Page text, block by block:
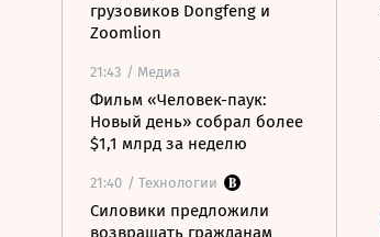
грузовиков Dongfeng и
Zoomlion
21:43 / Медиа
Фильм «Человек-паук:
Новый день» собрал более
$1,1 млрд за неделю
21:40 / Технологии
Силовики предложили
возвращать гражданам